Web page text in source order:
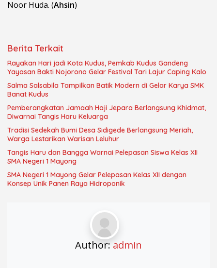
Noor Huda. (Ahsin)
Berita Terkait
Rayakan Hari jadi Kota Kudus, Pemkab Kudus Gandeng
Yayasan Bakti Nojorono Gelar Festival Tari Lajur Caping Kalo
Salma Salsabila Tampilkan Batik Modern di Gelar Karya SMK
Banat Kudus
Pemberangkatan Jamaah Haji Jepara Berlangsung Khidmat,
Diwarnai Tangis Haru Keluarga
Tradisi Sedekah Bumi Desa Sidigede Berlangsung Meriah,
Warga Lestarikan Warisan Leluhur
Tangis Haru dan Bangga Warnai Pelepasan Siswa Kelas XII
SMA Negeri 1 Mayong
SMA Negeri 1 Mayong Gelar Pelepasan Kelas XII dengan
Konsep Unik Panen Raya Hidroponik
Author: admin